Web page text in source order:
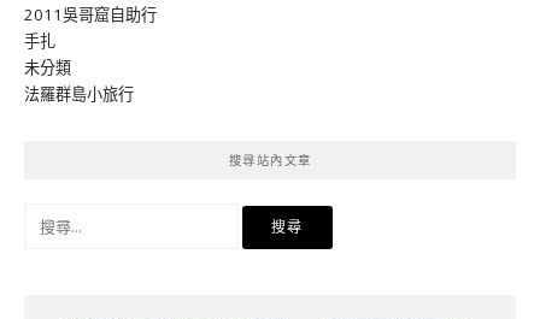
2011吳哥窟自助行
手扎
未分類
法羅群島小旅行
搜尋站內文章